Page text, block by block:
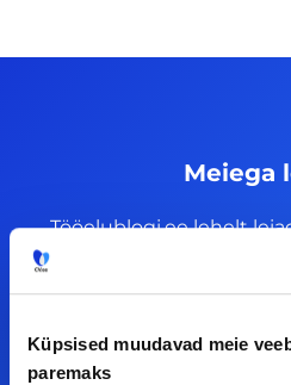
Küpsised muudavad meie
paremaks
Meiega
Tööelublogi.ee lehelt
kursis tööturu
ettepanekuid erinevate